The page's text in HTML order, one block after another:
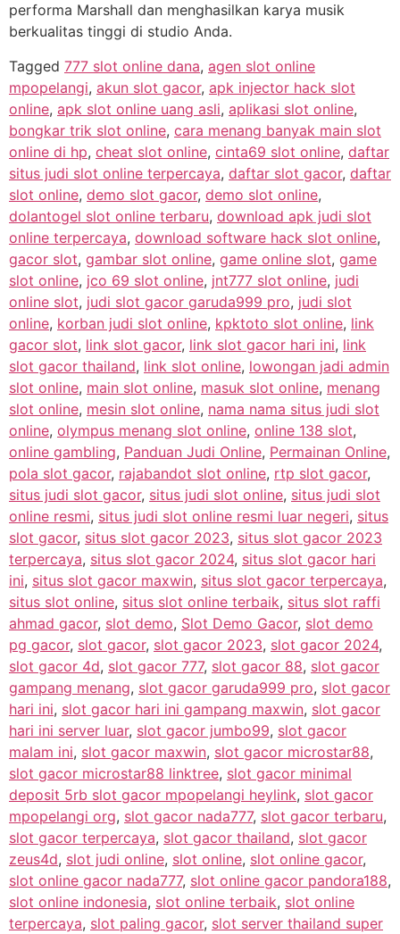
performa Marshall dan menghasilkan karya musik
berkualitas tinggi di studio Anda.
Tagged 777 slot online dana, agen slot online
mpopelangi, akun slot gacor, apk injector hack slot
online, apk slot online uang asli, aplikasi slot online,
bongkar trik slot online, cara menang banyak main slot
online di hp, cheat slot online, cinta69 slot online, daftar
situs judi slot online terpercaya, daftar slot gacor, daftar
slot online, demo slot gacor, demo slot online,
dolantogel slot online terbaru, download apk judi slot
online terpercaya, download software hack slot online,
gacor slot, gambar slot online, game online slot, game
slot online, jco 69 slot online, jnt777 slot online, judi
online slot, judi slot gacor garuda999 pro, judi slot
online, korban judi slot online, kpktoto slot online, link
gacor slot, link slot gacor, link slot gacor hari ini, link
slot gacor thailand, link slot online, lowongan jadi admin
slot online, main slot online, masuk slot online, menang
slot online, mesin slot online, nama nama situs judi slot
online, olympus menang slot online, online 138 slot,
online gambling, Panduan Judi Online, Permainan Online,
pola slot gacor, rajabandot slot online, rtp slot gacor,
situs judi slot gacor, situs judi slot online, situs judi slot
online resmi, situs judi slot online resmi luar negeri, situs
slot gacor, situs slot gacor 2023, situs slot gacor 2023
terpercaya, situs slot gacor 2024, situs slot gacor hari
ini, situs slot gacor maxwin, situs slot gacor terpercaya,
situs slot online, situs slot online terbaik, situs slot raffi
ahmad gacor, slot demo, Slot Demo Gacor, slot demo
pg gacor, slot gacor, slot gacor 2023, slot gacor 2024,
slot gacor 4d, slot gacor 777, slot gacor 88, slot gacor
gampang menang, slot gacor garuda999 pro, slot gacor
hari ini, slot gacor hari ini gampang maxwin, slot gacor
hari ini server luar, slot gacor jumbo99, slot gacor
malam ini, slot gacor maxwin, slot gacor microstar88,
slot gacor microstar88 linktree, slot gacor minimal
deposit 5rb slot gacor mpopelangi heylink, slot gacor
mpopelangi org, slot gacor nada777, slot gacor terbaru,
slot gacor terpercaya, slot gacor thailand, slot gacor
zeus4d, slot judi online, slot online, slot online gacor,
slot online gacor nada777, slot online gacor pandora188,
slot online indonesia, slot online terbaik, slot online
terpercaya, slot paling gacor, slot server thailand super